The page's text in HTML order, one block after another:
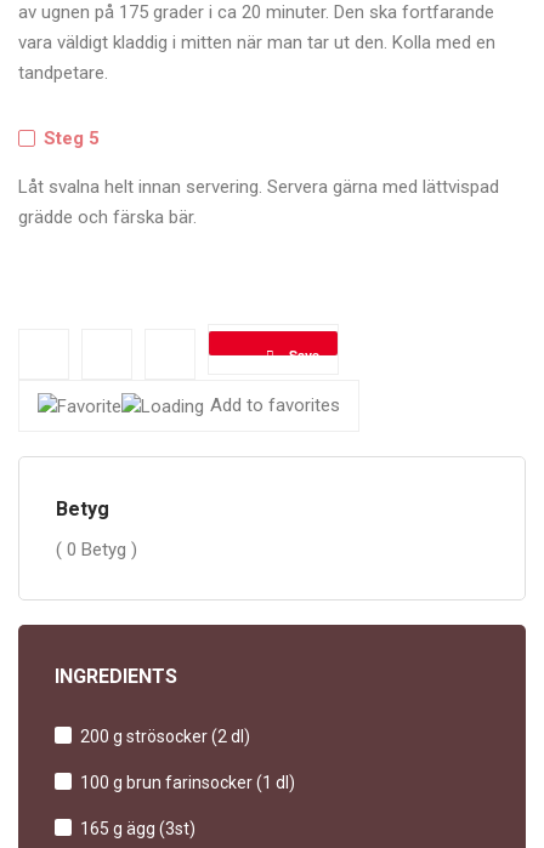
av ugnen på 175 grader i ca 20 minuter. Den ska fortfarande
vara väldigt kladdig i mitten när man tar ut den. Kolla med en
tandpetare.
Steg 5
Låt svalna helt innan servering. Servera gärna med lättvispad
grädde och färska bär.
Save
Add to favorites
Betyg
( 0 Betyg )
INGREDIENTS
200 g strösocker (2 dl)
100 g brun farinsocker (1 dl)
165 g ägg (3st)